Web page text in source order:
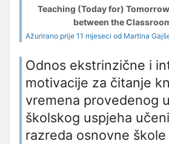
Teaching (Today for)
between the
Ažurirano prije 11 mjeseci od Martina
Odnos ekstrinzične i
motivacije za čitanje
vremena provedenog
školskog uspjeha
razreda osnovne škole